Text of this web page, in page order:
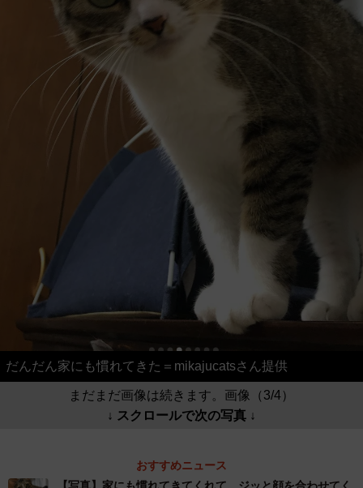
だんだん家にも慣れてきた＝mikajucatsさん提供
まだまだ画像は続きます。画像（3/4）
↓ スクロールで次の写真 ↓
おすすめニュース